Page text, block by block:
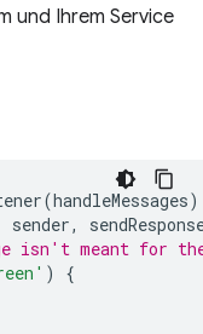
und Ihrem Service
(handleMessages
sender,
isn't meant for the
)
{